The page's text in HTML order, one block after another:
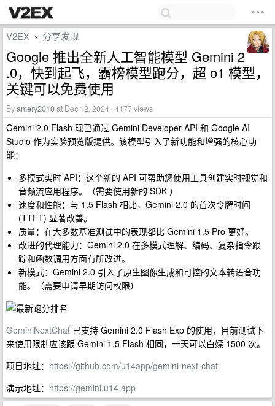
V2EX › 分享发现
Google 推出全新人工智能模型 Gemini 2
.0，快到起飞，霸榜模型跑分，超 o1 模型，
关键可以免费使用
Byamery2010at Dec 12, 2024 · 4177 views
Gemini 2.0 Flash 现已通过 Gemini Developer API 和 Google AI
Studio 作为实验预览版提供。该模型引入了新功能和增强的核心功
能：
多模式实时 API：这个新的 API 可帮助您使用工具创建实时视觉和
音频流应用程序。（需要使用新的 SDK ）
速度和性能：与 1.5 Flash 相比，Gemini 2.0 的首次令牌时间
(TTFT) 显著改善。
质量：在大多数基准测试中的表现都比 Gemini 1.5 Pro 更好。
改进的代理能力：Gemini 2.0 在多模式理解、编码、复杂指令跟
踪和函数调用方面有所改进。
新模式：Gemini 2.0 引入了原生图像生成和可控的文本转语音功
能。（需要申请早期访问权限）
GeminiNextChat 已支持 Gemini 2.0 Flash Exp 的使用，目前测试下
来使用限制应该跟 Gemini 1.5 Flash 相同，一天可以白嫖 1500 次。
项目地址： https://github.com/u14app/gemini-next-chat
演示地址： https://gemini.u14.app